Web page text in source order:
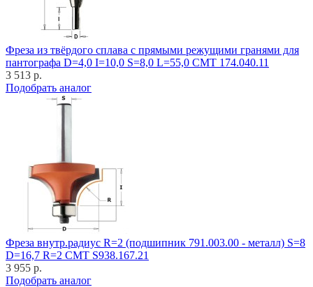
Фреза из твёрдого сплава с прямыми режущими гранями для
пантографа D=4,0 I=10,0 S=8,0 L=55,0 CMT 174.040.11
3 513 р.
Подобрать аналог
Фреза внутр.радиус R=2 (подшипник 791.003.00 - металл) S=8
D=16,7 R=2 CMT S938.167.21
3 955 р.
Подобрать аналог